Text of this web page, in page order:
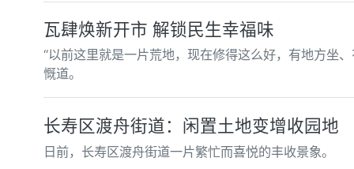
瓦肆焕新开市 解锁民生幸福味
“以前这里就是一片荒地，现在修得这么好，有地方坐
慨道。
长寿区渡舟街道：闲置土地变增收园地
日前，长寿区渡舟街道一片繁忙而喜悦的丰收景象。